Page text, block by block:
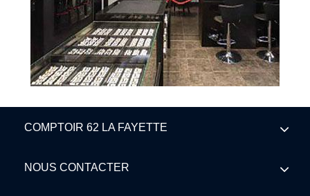
COMPTOIR 62 LA FAYETTE
NOUS CONTACTER